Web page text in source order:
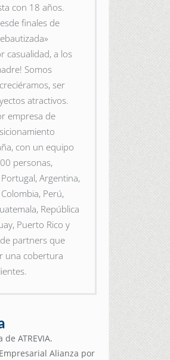
con 18 años.
finales de
casualidad, a los
Somos
ser
atractivos.
empresa de
con un equipo
personas,
Argentina,
Perú,
República
Puerto Rico y
partners que
una cobertura
ATREVIA.
Alianza por